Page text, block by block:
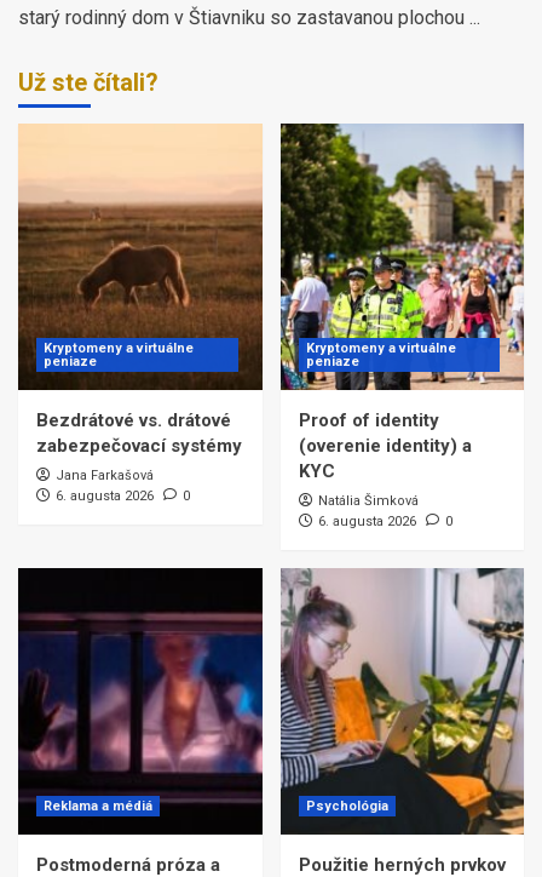
starý rodinný dom v Štiavniku so zastavanou plochou ...
Už ste čítali?
Kryptomeny a virtuálne
peniaze
Bezdrátové vs. drátové
zabezpečovací systémy
Jana Farkašová
6. augusta 2026
0
Kryptomeny a virtuálne
peniaze
Proof of identity
(overenie identity) a
KYC
Natália Šimková
6. augusta 2026
0
Reklama a médiá
Postmoderná próza a
Psychológia
Použitie herných prvkov